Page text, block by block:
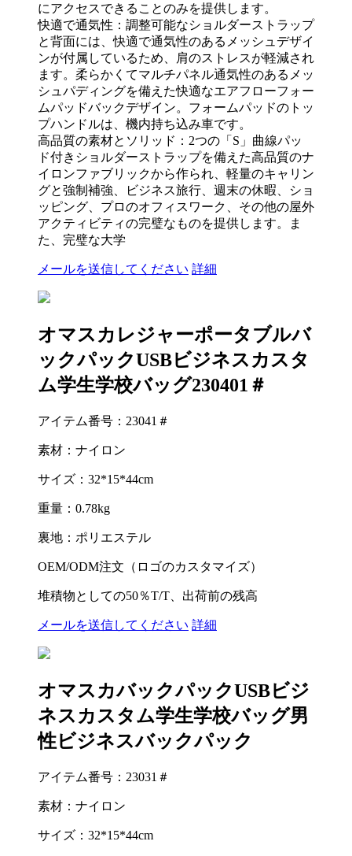
にアクセスできることのみを提供します。
快適で通気性：調整可能なショルダーストラップ
と背面には、快適で通気性のあるメッシュデザイ
ンが付属しているため、肩のストレスが軽減され
ます。柔らかくてマルチパネル通気性のあるメッ
シュパディングを備えた快適なエアフローフォー
ムパッドバックデザイン。フォームパッドのトッ
プハンドルは、機内持ち込み車です。
高品質の素材とソリッド：2つの「S」曲線パッ
ド付きショルダーストラップを備えた高品質のナ
イロンファブリックから作られ、軽量のキャリン
グと強制補強、ビジネス旅行、週末の休暇、ショ
ッピング、プロのオフィスワーク、その他の屋外
アクティビティの完璧なものを提供します。ま
た、完璧な大学
メールを送信してください 詳細
オマスカレジャーポータブルバ
ックパックUSBビジネスカスタ
ム学生学校バッグ230401＃
アイテム番号：23041＃
素材：ナイロン
サイズ：32*15*44cm
重量：0.78kg
裏地：ポリエステル
OEM/ODM注文（ロゴのカスタマイズ）
堆積物としての50％T/T、出荷前の残高
メールを送信してください 詳細
オマスカバックパックUSBビジ
ネスカスタム学生学校バッグ男
性ビジネスバックパック
アイテム番号：23031＃
素材：ナイロン
サイズ：32*15*44cm